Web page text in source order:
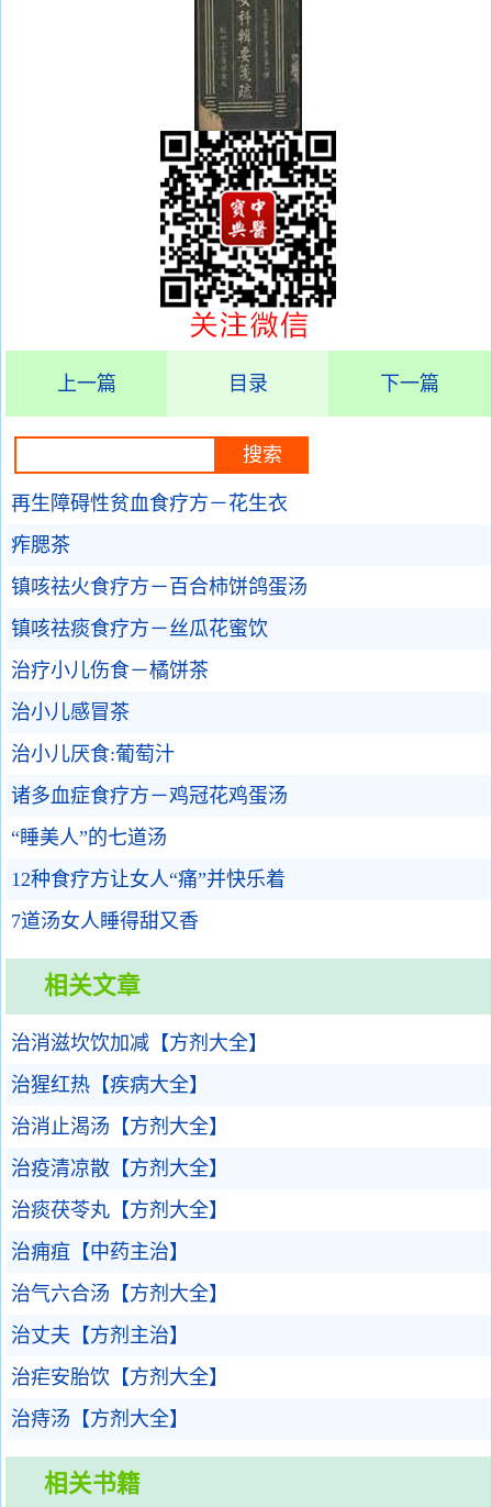
上一篇 目录 下一篇
再生障碍性贫血食疗方－花生衣
痄腮茶
镇咳祛火食疗方－百合柿饼鸽蛋汤
镇咳祛痰食疗方－丝瓜花蜜饮
治疗小儿伤食－橘饼茶
治小儿感冒茶
治小儿厌食:葡萄汁
诸多血症食疗方－鸡冠花鸡蛋汤
“睡美人”的七道汤
12种食疗方让女人“痛”并快乐着
7道汤女人睡得甜又香
相关文章
治消滋坎饮加减【方剂大全】
治猩红热【疾病大全】
治消止渴汤【方剂大全】
治疫清凉散【方剂大全】
治痰茯苓丸【方剂大全】
治痈疽【中药主治】
治气六合汤【方剂大全】
治丈夫【方剂主治】
治疟安胎饮【方剂大全】
治痔汤【方剂大全】
相关书籍